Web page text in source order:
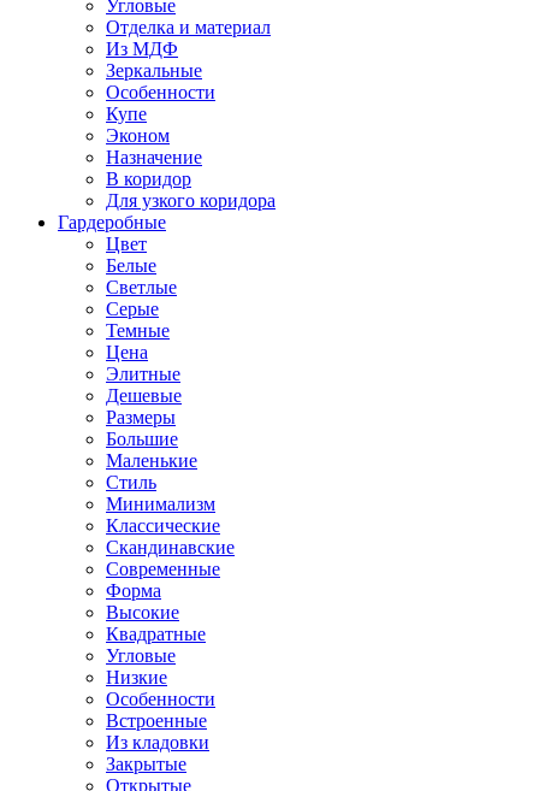
Угловые
Отделка и материал
Из МДФ
Зеркальные
Особенности
Купе
Эконом
Назначение
В коридор
Для узкого коридора
Гардеробные
Цвет
Белые
Светлые
Серые
Темные
Цена
Элитные
Дешевые
Размеры
Большие
Маленькие
Стиль
Минимализм
Классические
Скандинавские
Современные
Форма
Высокие
Квадратные
Угловые
Низкие
Особенности
Встроенные
Из кладовки
Закрытые
Открытые